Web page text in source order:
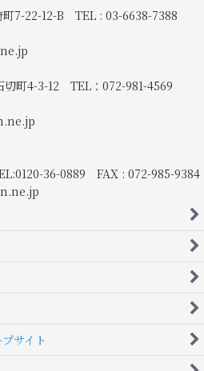
町7-22-12-B TEL : 03-6638-7388
切町4-3-12 TEL：072-981-4569
36-0889 FAX : 072-985-9384
サイト